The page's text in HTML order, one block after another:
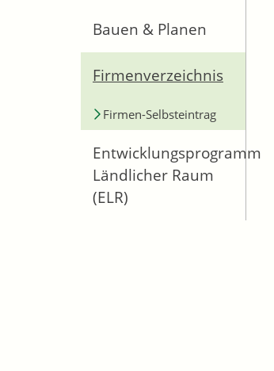
Bauen & Planen
Firmenverzeichnis
Firmen-Selbsteintrag
Entwicklungsprogramm
Ländlicher Raum
(ELR)